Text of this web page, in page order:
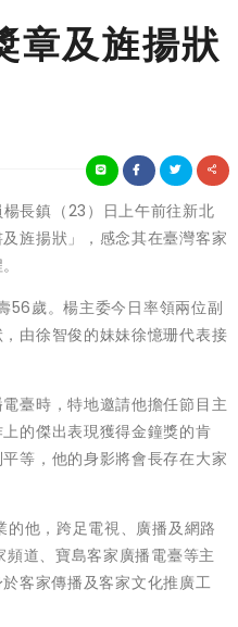
章及旌揚狀
長鎮（23）日上午前往新北
旌揚狀」，感念其在臺灣客家
56歲。楊主委今日率領兩位副
由徐智俊的妹妹徐憶珊代表接
臺時，特地邀請他擔任節目主
的傑出表現獲得金鐘獎的肯
等，他的身影將會長存在大家
他，跨足電視、廣播及網路
道、寶島客家廣播電臺等主
客家傳播及客家文化推廣工